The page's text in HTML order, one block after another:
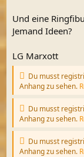
Und eine
Jemand Ideen?
LG Marxott
Du musst
Anhang zu sehen.
Du musst
Anhang zu sehen.
Du musst
Anhang zu sehen.